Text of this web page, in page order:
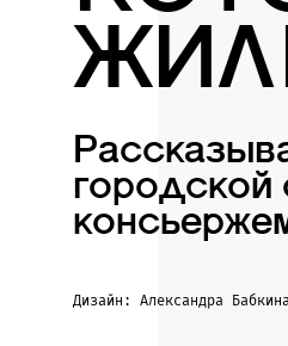
городской
Дизайн: Александра